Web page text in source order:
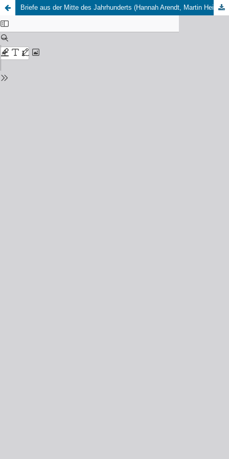
Briefe aus der Mitte des Jahrhunderts (Hannah Arendt, Martin Heidegger: Briefe und andere Zeugnisse. Aus den Nachlässen herausgegeben von Ursula Ludz, Frankfurt /Main 1998)